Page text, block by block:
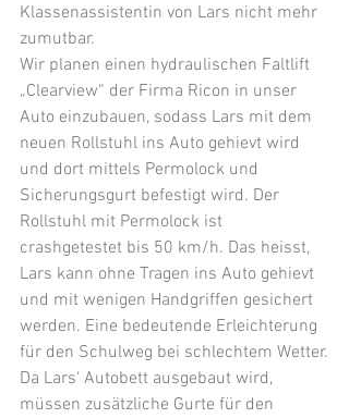
Klassenassistentin von Lars nicht mehr
zumutbar.
Wir planen einen hydraulischen Faltlift
„Clearview“ der Firma Ricon in unser
Auto einzubauen, sodass Lars mit dem
neuen Rollstuhl ins Auto gehievt wird
und dort mittels Permolock und
Sicherungsgurt befestigt wird. Der
Rollstuhl mit Permolock ist
crashgetestet bis 50 km/h. Das heisst,
Lars kann ohne Tragen ins Auto gehievt
und mit wenigen Handgriffen gesichert
werden. Eine bedeutende Erleichterung
für den Schulweg bei schlechtem Wetter.
Da Lars‘ Autobett ausgebaut wird,
müssen zusätzliche Gurte für den